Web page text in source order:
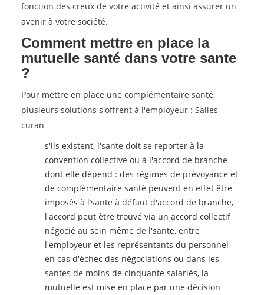
fonction des creux de votre activité et ainsi assurer un
avenir à votre société.
Comment mettre en place la
mutuelle santé dans votre sante
?
Pour mettre en place une complémentaire santé,
plusieurs solutions s'offrent à l'employeur : Salles-
curan
s'ils existent, l'sante doit se reporter à la
convention collective ou à l'accord de branche
dont elle dépend : des régimes de prévoyance et
de complémentaire santé peuvent en effet être
imposés à l’sante à défaut d'accord de branche,
l'accord peut être trouvé via un accord collectif
négocié au sein même de l'sante, entre
l'employeur et les représentants du personnel
en cas d'échec des négociations ou dans les
santes de moins de cinquante salariés, la
mutuelle est mise en place par une décision